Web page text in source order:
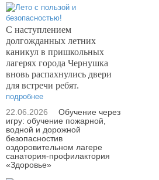
С наступлением
долгожданных летних
каникул в пришкольных
лагерях города Чернушка
вновь распахнулись двери
для встречи ребят.
подробнее
22.06.2026
Обучение через
игру: обучение пожарной,
водной и дорожной
безопасностив
оздоровительном лагере
санатория-профилактория
«Здоровье»